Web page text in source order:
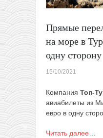
Прямые
на море в
одну сторону
15/10/2021
Компания Топ-
авиабилеты из
евро в одну
Читать далее…